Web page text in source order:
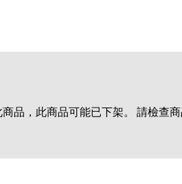
品，此商品可能已下架。 請檢查